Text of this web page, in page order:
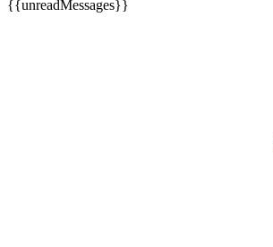
{{unreadMessages}}